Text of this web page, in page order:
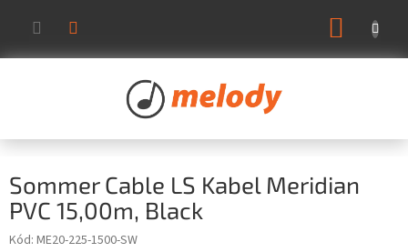
obsah
Sommer Cable LS Kabel Meridian
PVC 15,00m, Black
Kód: ME20-225-1500-SW